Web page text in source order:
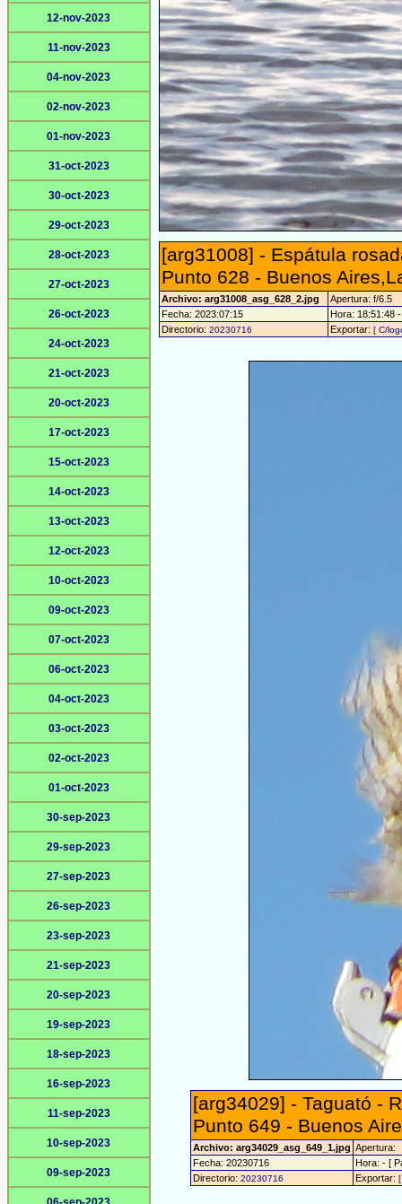
12-nov-2023
11-nov-2023
04-nov-2023
02-nov-2023
01-nov-2023
31-oct-2023
30-oct-2023
29-oct-2023
28-oct-2023
27-oct-2023
26-oct-2023
24-oct-2023
21-oct-2023
20-oct-2023
17-oct-2023
15-oct-2023
14-oct-2023
13-oct-2023
12-oct-2023
10-oct-2023
09-oct-2023
07-oct-2023
06-oct-2023
04-oct-2023
03-oct-2023
02-oct-2023
01-oct-2023
30-sep-2023
29-sep-2023
27-sep-2023
26-sep-2023
23-sep-2023
21-sep-2023
20-sep-2023
19-sep-2023
18-sep-2023
16-sep-2023
11-sep-2023
10-sep-2023
09-sep-2023
[arg31008] - Espátula
Punto 628 - Buenos
Archivo: arg31008_asg_628_2.jpg
Apertura: f/6.5
Fecha: 2023:07:15
Hora: 18:51:48
Directorio: 20230716 Exportar: [ C/
[arg34029] - Taguató -
Punto 649 - Buenos
Archivo: arg34029_asg_649_1.jpg Apertura:
Fecha: 20230716
Hora: - [
Directorio: 20230716 Exportar: